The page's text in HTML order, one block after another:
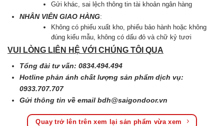
Gửi khác, sai lệch thông tin tài khoản ngân hàng
NHÂN VIÊN GIAO HÀNG:
Không có phiếu xuất kho, phiếu bảo hành hoặc không
đúng kiểu mẫu, không có dấu đỏ và chữ kỷ tươi
VUI LÒNG LIÊN HỆ VỚI CHÚNG TÔI QUA
Tổng đài tư vấn: 0834.494.494
Hotline phản ánh chất lượng sản phẩm dịch vụ:
0933.707.707
Gửi thông tin về emailbdh@saigondoor.vn
Quay trở lên trên xem lại sản phẩm vừa xem